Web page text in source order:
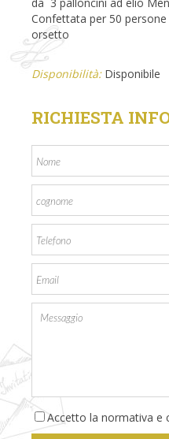
Confettata per 50
orsetto
Disponibilità: Disponibile
RICHIESTA
Accetto la normativa e